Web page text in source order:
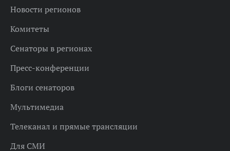
Новости регионов
Комитеты
Сенаторы в регионах
Пресс-конференции
Блоги сенаторов
Мультимедиа
Телеканал и прямые трансляции
Для СМИ